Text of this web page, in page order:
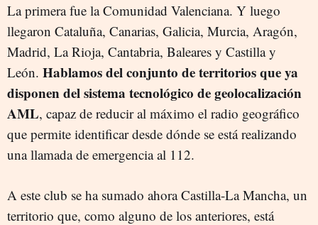
La primera fue la Comunidad Valenciana. Y luego
llegaron Cataluña, Canarias, Galicia, Murcia, Aragón,
Madrid, La Rioja, Cantabria, Baleares y Castilla y
León. Hablamos del conjunto de territorios que ya
disponen del sistema tecnológico de geolocalización
AML, capaz de reducir al máximo el radio geográfico
que permite identificar desde dónde se está realizando
una llamada de emergencia al 112.
A este club se ha sumado ahora Castilla-La Mancha, un
territorio que, como alguno de los anteriores, está